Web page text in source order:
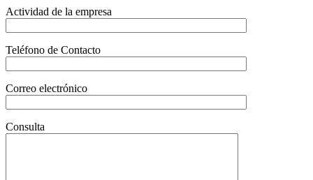
Actividad de la empresa
Teléfono de Contacto
Correo electrónico
Consulta